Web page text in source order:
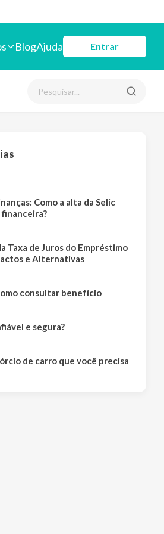
BlogAjuda Entrar
Como a alta da Selic
Taxa de Juros do Empréstimo
e Alternativas
consultar benefício
e segura?
de carro que você precisa